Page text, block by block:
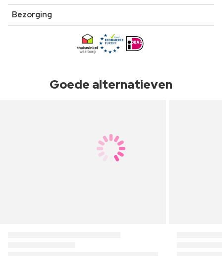
Bezorging
Goede alternatieven